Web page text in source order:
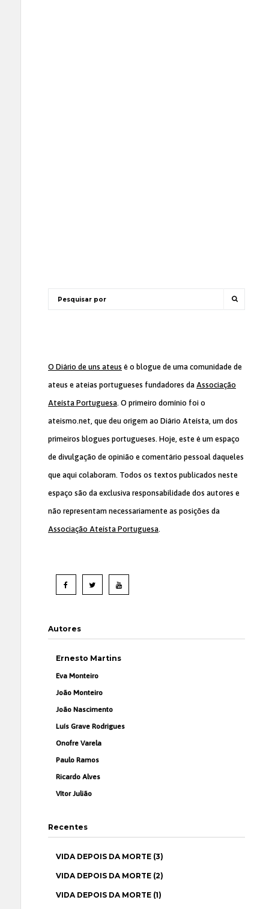
O Diário de uns ateus é o blogue de uma comunidade de
ateus e ateias portugueses fundadores da Associação
Ateísta Portuguesa. O primeiro domínio foi o
ateismo.net, que deu origem ao Diário Ateísta, um dos
primeiros blogues portugueses. Hoje, este é um espaço
de divulgação de opinião e comentário pessoal daqueles
que aqui colaboram. Todos os textos publicados neste
espaço são da exclusiva responsabilidade dos autores e
não representam necessariamente as posições da
Associação Ateísta Portuguesa.
Autores
Ernesto Martins
Eva Monteiro
João Monteiro
João Nascimento
Luís Grave Rodrigues
Onofre Varela
Paulo Ramos
Ricardo Alves
Vítor Julião
Recentes
VIDA DEPOIS DA MORTE (3)
VIDA DEPOIS DA MORTE (2)
VIDA DEPOIS DA MORTE (1)